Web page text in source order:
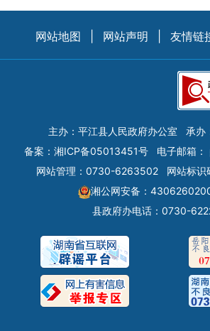
网站地图 网站声明 友情链
主办：平江县人民政府办公室
承办
备案： 湘ICP备05013451号 电子邮箱：
网站管理：0730-6263502
网站标
湘公网安备：
县政府办电话：0730-